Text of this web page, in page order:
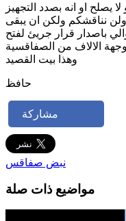
يصلح او انه بصدد التجهيز
نناقشكم ولكن ان يبقى
باصدار قرار جريئ لفتح
الالاف من الصفاقسية
وهذا بيت القصيد
حافظ
مشاركة
نبض صفاقس
مواضيع ذات صلة